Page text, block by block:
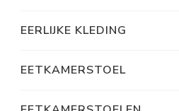
EERLIJKE KLEDING
EETKAMERSTOEL